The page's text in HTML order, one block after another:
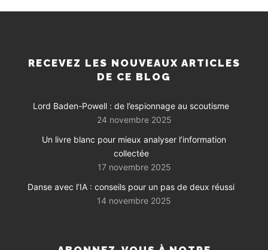
RECEVEZ LES NOUVEAUX ARTICLES
DE CE BLOG
Lord Baden-Powell : de l’espionnage au scoutisme
24 novembre 2025
Un livre blanc pour mieux analyser l’information
collectée
17 novembre 2025
Danse avec l’IA : conseils pour un pas de deux réussi
14 novembre 2025